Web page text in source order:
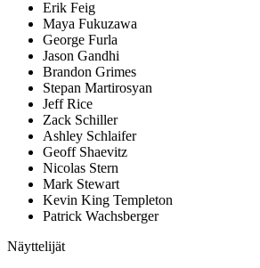
Erik Feig
Maya Fukuzawa
George Furla
Jason Gandhi
Brandon Grimes
Stepan Martirosyan
Jeff Rice
Zack Schiller
Ashley Schlaifer
Geoff Shaevitz
Nicolas Stern
Mark Stewart
Kevin King Templeton
Patrick Wachsberger
Näyttelijät